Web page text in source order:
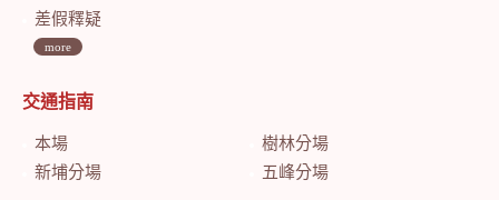
差假釋疑
more
交通指南
本場
樹林分場
新埔分場
五峰分場